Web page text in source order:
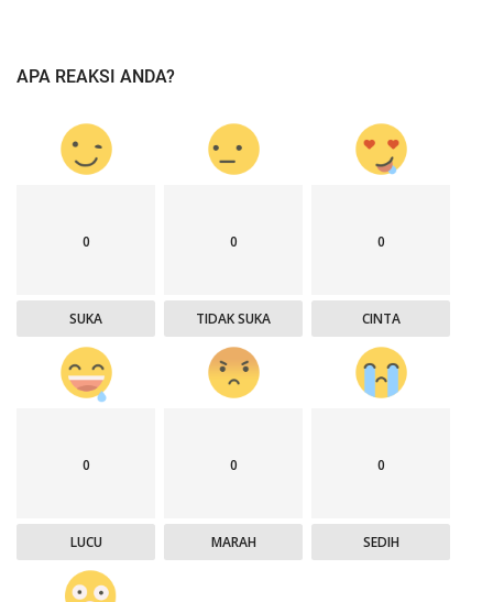
APA REAKSI ANDA?
0
SUKA
0
TIDAK SUKA
0
CINTA
0
LUCU
0
MARAH
0
SEDIH